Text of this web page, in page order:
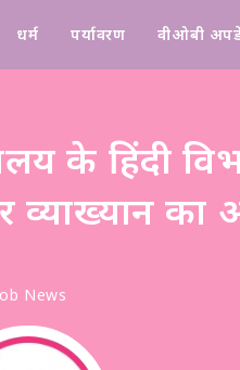
धर्म पर्यावरण वीओबी
के हिंदी
व्याख्यान का
News
Drolia